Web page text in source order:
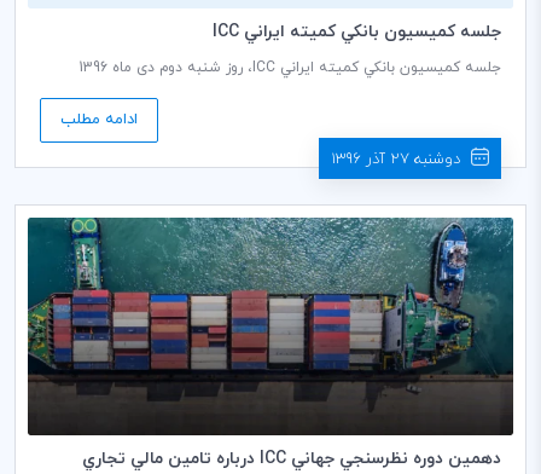
جلسه كميسيون بانكي كميته ايراني ICC
جلسه كميسيون بانكي كميته ايراني ICC، روز شنبه دوم دی ماه 1396
معادن و کشاورزی ایران به ریاست تذهیبی دبیر کمیسیون برگزار می‌شود.
ادامه مطلب
دوشنبه 27 آذر 1396
دهمين دوره نظر‌سنجي جهاني ICC درباره تامين مالي تجاري